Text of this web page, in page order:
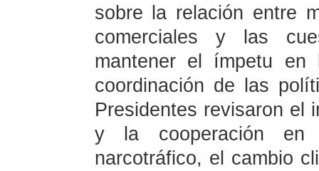
sobre la relación entre
comerciales y las
mantener el ímpetu en
coordinación de las
Presidentes revisaron el
y la cooperación
narcotráfico, el cambio